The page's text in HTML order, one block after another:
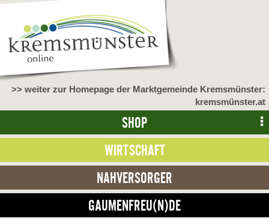
>> weiter zur Homepage der Marktgemeinde Kremsmünster:
kremsmünster.at
SHOP
WIRTSCHAFT
NAHVERSORGER
GAUMENFREU(N)DE